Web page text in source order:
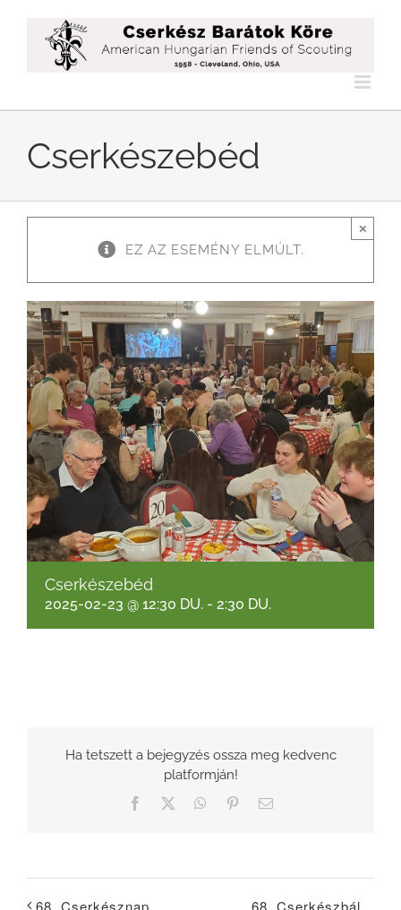
Cserkészebéd
EZ AZ ESEMÉNY ELMÚLT.
×
Cserkészebéd
2025-02-23 @ 12:30 DU. - 2:30 DU.
Ha tetszett a bejegyzés ossza meg kedvenc
platformján!
Facebook WhatsApp
PinterestEmail:
68. Cserkésznap 68. Cserkészbál